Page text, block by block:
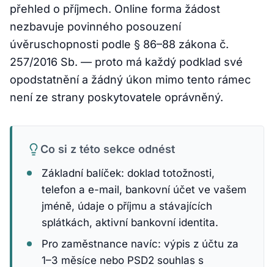
přehled o příjmech. Online forma žádost
nezbavuje povinného posouzení
úvěruschopnosti podle § 86–88 zákona č.
257/2016 Sb. — proto má každý podklad své
opodstatnění a žádný úkon mimo tento rámec
není ze strany poskytovatele oprávněný.
Co si z této sekce odnést
Základní balíček: doklad totožnosti,
telefon a e-mail, bankovní účet ve vašem
jméně, údaje o příjmu a stávajících
splátkách, aktivní bankovní identita.
Pro zaměstnance navíc: výpis z účtu za
1–3 měsíce nebo PSD2 souhlas s